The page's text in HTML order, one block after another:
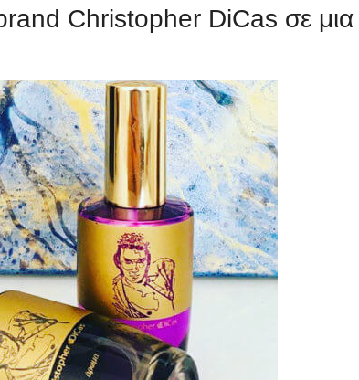
Christopher DiCas σε μια